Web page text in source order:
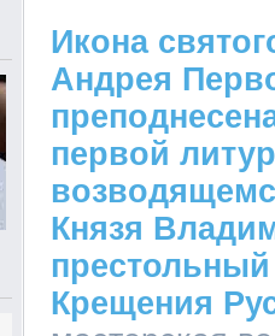
Икона
Андрея
первой
Князя
Крещения